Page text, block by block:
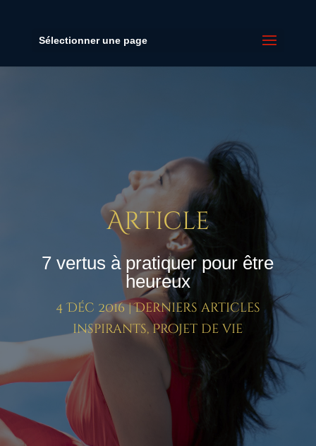
Sélectionner une page
Article
7 vertus à pratiquer pour être
heureux
4 Déc 2016|Derniers articles
inspirants,Projet de vie